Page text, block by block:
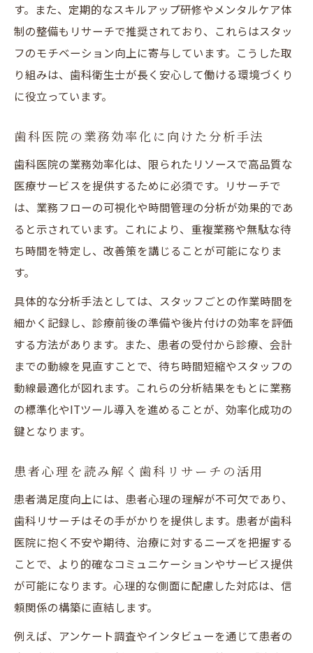
す。また、定期的なスキルアップ研修やメンタルケア体
制の整備もリサーチで推奨されており、これらはスタッ
フのモチベーション向上に寄与しています。こうした取
り組みは、歯科衛生士が長く安心して働ける環境づくり
に役立っています。
歯科医院の業務効率化に向けた分析手法
歯科医院の業務効率化は、限られたリソースで高品質な
医療サービスを提供するために必須です。リサーチで
は、業務フローの可視化や時間管理の分析が効果的であ
ると示されています。これにより、重複業務や無駄な待
ち時間を特定し、改善策を講じることが可能になりま
す。
具体的な分析手法としては、スタッフごとの作業時間を
細かく記録し、診療前後の準備や後片付けの効率を評価
する方法があります。また、患者の受付から診療、会計
までの動線を見直すことで、待ち時間短縮やスタッフの
動線最適化が図れます。これらの分析結果をもとに業務
の標準化やITツール導入を進めることが、効率化成功の
鍵となります。
患者心理を読み解く歯科リサーチの活用
患者満足度向上には、患者心理の理解が不可欠であり、
歯科リサーチはその手がかりを提供します。患者が歯科
医院に抱く不安や期待、治療に対するニーズを把握する
ことで、より的確なコミュニケーションやサービス提供
が可能になります。心理的な側面に配慮した対応は、信
頼関係の構築に直結します。
例えば、アンケート調査やインタビューを通じて患者の